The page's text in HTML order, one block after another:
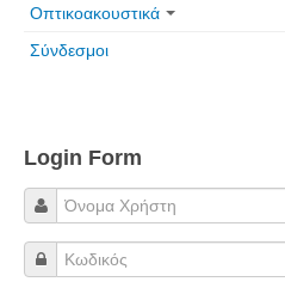
Οπτικοακουστικά
Σύνδεσμοι
Login Form